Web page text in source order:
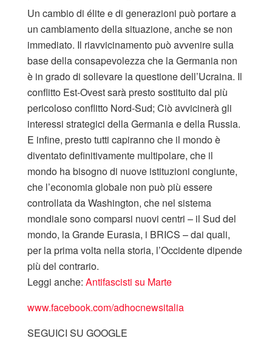
Un cambio di élite e di generazioni può portare a
un cambiamento della situazione, anche se non
immediato. Il riavvicinamento può avvenire sulla
base della consapevolezza che la Germania non
è in grado di sollevare la questione dell’Ucraina. Il
conflitto Est-Ovest sarà presto sostituito dal più
pericoloso conflitto Nord-Sud; Ciò avvicinerà gli
interessi strategici della Germania e della Russia.
E infine, presto tutti capiranno che il mondo è
diventato definitivamente multipolare, che il
mondo ha bisogno di nuove istituzioni congiunte,
che l’economia globale non può più essere
controllata da Washington, che nel sistema
mondiale sono comparsi nuovi centri – il Sud del
mondo, la Grande Eurasia, i BRICS – dai quali,
per la prima volta nella storia, l’Occidente dipende
più del contrario.
Leggi anche: Antifascisti su Marte
www.facebook.com/adhocnewsitalia
SEGUICI SU GOOGLE